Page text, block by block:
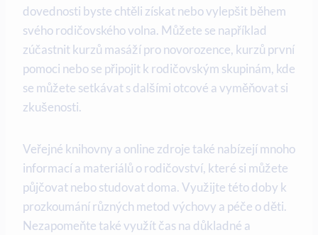
dovednosti byste‍ chtěli získat nebo vylepšit během
⁤svého⁣ rodičovského volna. Můžete se například
zúčastnit kurzů masáží pro novorozence, ​kurzů první
‌pomoci nebo se připojit k ‌rodičovským skupinám, ⁢kde
se můžete setkávat s dalšími‌ otcové a vyměňovat si
zkušenosti.
Veřejné knihovny a online zdroje také nabízejí mnoho​
informací a⁤ materiálů o rodičovství, které si můžete
půjčovat nebo studovat doma. Využijte této doby ​k
prozkoumání různých metod výchovy a péče o děti.
Nezapomeňte také využít čas na důkladné ⁤a